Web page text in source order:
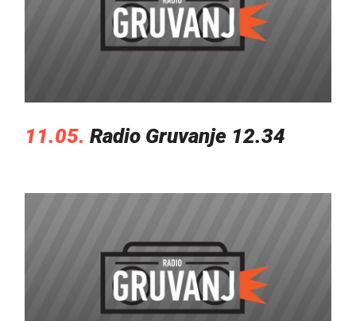
11.05. Radio Gruvanje 12.34